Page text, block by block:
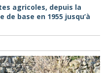
agricoles, depuis la
base en 1955 jusqu’à